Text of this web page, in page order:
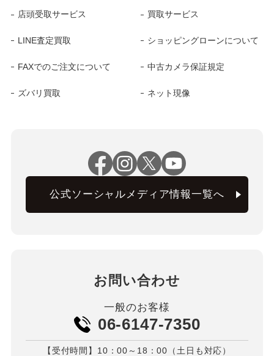
店頭受取サービス 買取サービス
LINE査定買取 ショッピングローンについて
FAXでのご注文について 中古カメラ保証規定
ズバリ買取 ネット現像
公式ソーシャルメディア情報一覧へ
お問い合わせ
一般のお客様
06-6147-7350
【受付時間】10：00～18：00（土日も対応）